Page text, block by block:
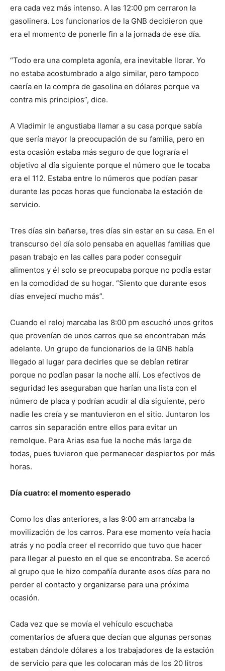
era cada vez más intenso. A las 12:00 pm cerraron la
gasolinera. Los funcionarios de la GNB decidieron que
era el momento de ponerle fin a la jornada de ese día.
“Todo era una completa agonía, era inevitable llorar. Yo
no estaba acostumbrado a algo similar, pero tampoco
caería en la compra de gasolina en dólares porque va
contra mis principios”, dice.
A Vladimir le angustiaba llamar a su casa porque sabía
que sería mayor la preocupación de su familia, pero en
esta ocasión estaba más seguro de que lograría el
objetivo al día siguiente porque el número que le tocaba
era el 112. Estaba entre lo números que podían pasar
durante las pocas horas que funcionaba la estación de
servicio.
Tres días sin bañarse, tres días sin estar en su casa. En el
transcurso del día solo pensaba en aquellas familias que
pasan trabajo en las calles para poder conseguir
alimentos y él solo se preocupaba porque no podía estar
en la comodidad de su hogar. “Siento que durante esos
días envejecí mucho más”.
Cuando el reloj marcaba las 8:00 pm escuchó unos gritos
que provenían de unos carros que se encontraban más
adelante. Un grupo de funcionarios de la GNB había
llegado al lugar para decirles que se debían retirar
porque no podían pasar la noche allí. Los efectivos de
seguridad les aseguraban que harían una lista con el
número de placa y podrían acudir al día siguiente, pero
nadie les creía y se mantuvieron en el sitio. Juntaron los
carros sin separación entre ellos para evitar un
remolque. Para Arias esa fue la noche más larga de
todas, pues tuvieron que permanecer despiertos por más
horas.
Día cuatro: el momento esperado
Como los días anteriores, a las 9:00 am arrancaba la
movilización de los carros. Para ese momento veía hacia
atrás y no podía creer el recorrido que tuvo que hacer
para llegar al puesto en el que se encontraba. Se acercó
al grupo que le hizo compañía durante esos días para no
perder el contacto y organizarse para una próxima
ocasión.
Cada vez que se movía el vehículo escuchaba
comentarios de afuera que decían que algunas personas
estaban dándole dólares a los trabajadores de la estación
de servicio para que les colocaran más de los 20 litros